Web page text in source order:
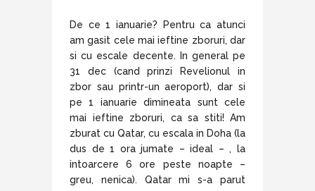
De ce 1 ianuarie? Pentru ca atunci
am gasit cele mai ieftine zboruri, dar
si cu escale decente. In general pe
31 dec (cand prinzi Revelionul in
zbor sau printr-un aeroport), dar si
pe 1 ianuarie dimineata sunt cele
mai ieftine zboruri, ca sa stiti! Am
zburat cu Qatar, cu escala in Doha (la
dus de 1 ora jumate – ideal – , la
intoarcere 6 ore peste noapte –
greu, nenica). Qatar mi s-a parut